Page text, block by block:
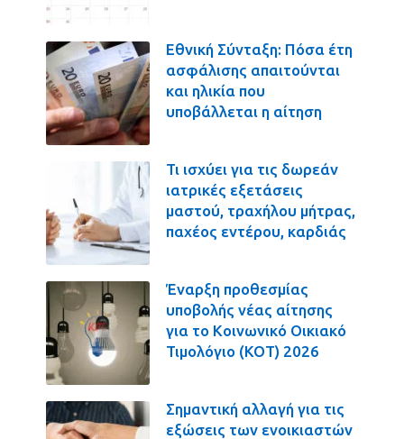
Εθνική Σύνταξη: Πόσα έτη
ασφάλισης απαιτούνται
και ηλικία που
υποβάλλεται η αίτηση
Τι ισχύει για τις δωρεάν
ιατρικές εξετάσεις
μαστού, τραχήλου μήτρας,
παχέος εντέρου, καρδιάς
Έναρξη προθεσμίας
υποβολής νέας αίτησης
για το Κοινωνικό Οικιακό
Τιμολόγιο (ΚΟΤ) 2026
Σημαντική αλλαγή για τις
εξώσεις των ενοικιαστών